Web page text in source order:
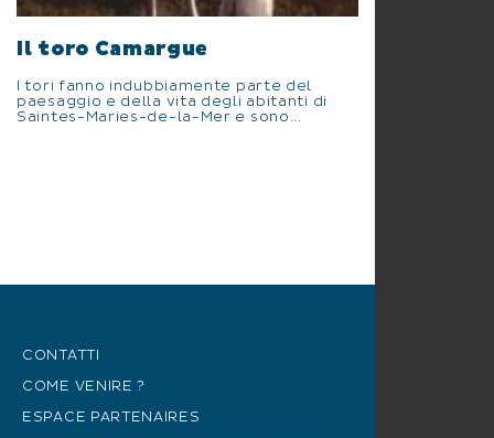
Il toro Camargue
I tori fanno indubbiamente parte del
paesaggio e della vita degli abitanti di
Saintes-Maries-de-la-Mer e sono...
CONTATTI
COME VENIRE ?
ESPACE PARTENAIRES